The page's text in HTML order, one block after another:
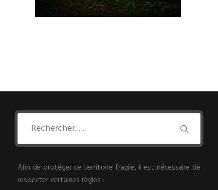
Afin de protéger ce territoire fragile, il est nécessaire de
respecter certaines règles :